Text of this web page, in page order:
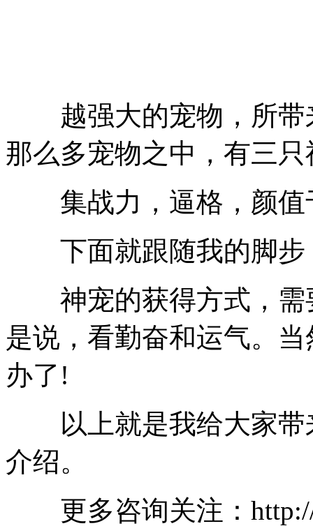
越强大的宠物，所带
那么多宠物之中，有三只
集战力，逼格，颜值
下面就跟随我的脚步
神宠的获得方式，需
是说，看勤奋和运气。
办了!
以上就是我给大家带
介绍。
更多咨询关注：http://